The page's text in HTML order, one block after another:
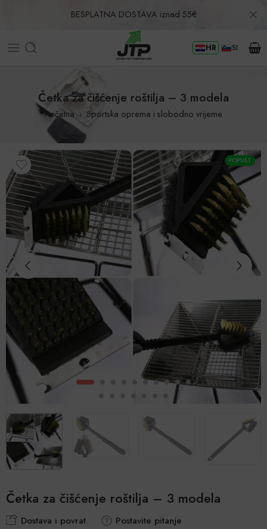
BESPLATNA DOSTAVA iznad 55€
Povrat u roku od 30 dana! HR SI
Četka za čišćenje roštilja – 3 modela
Početna Sportska oprema i slobodno vrijeme
POPUST
Četka za čišćenje roštilja – 3 modela
Dostava i povrat Postavite pitanje